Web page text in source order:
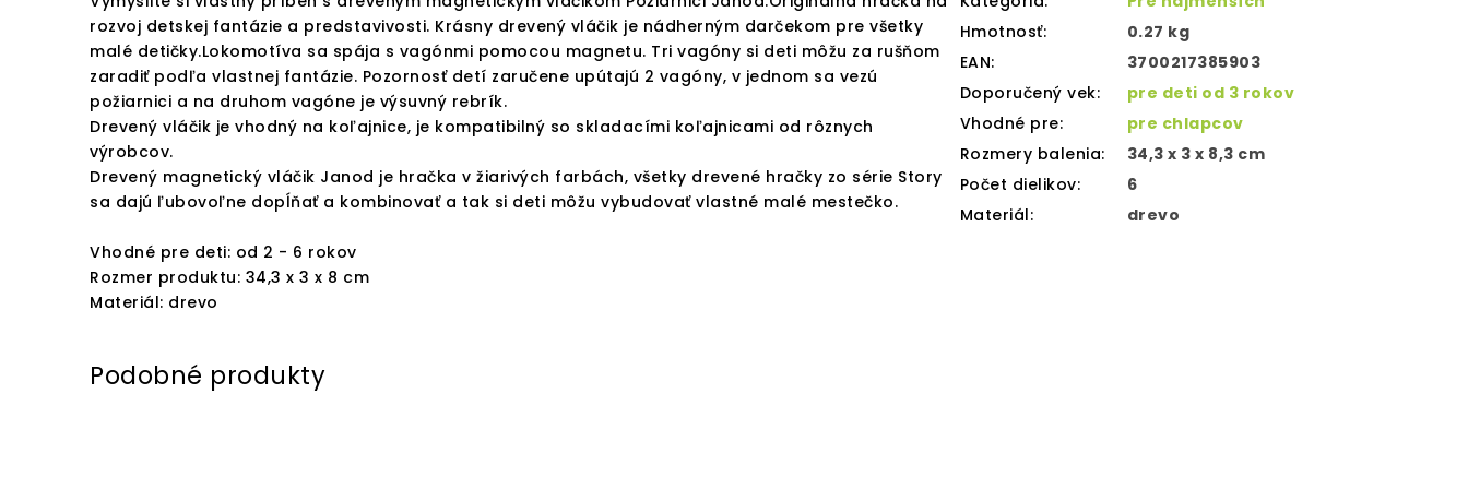
rozvoj detskej fantázie a predstavivosti. Krásny drevený vláčik je nádherným darčekom pre všetky
malé detičky.Lokomotíva sa spája s vagónmi pomocou magnetu. Tri vagóny si deti môžu za rušňom
zaradiť podľa vlastnej fantázie. Pozornosť detí zaručene upútajú 2 vagóny, v jednom sa vezú
požiarnici a na druhom vagóne je výsuvný rebrík.
Drevený vláčik je vhodný na koľajnice, je kompatibilný so skladacími koľajnicami od rôznych
výrobcov.
Drevený magnetický vláčik Janod je hračka v žiarivých farbách, všetky drevené hračky zo série Story
sa dajú ľubovoľne dopĺňať a kombinovať a tak si deti môžu vybudovať vlastné malé mestečko.
Vhodné pre deti: od 2 - 6 rokov
Rozmer produktu: 34,3 x 3 x 8 cm
Materiál: drevo
Hmotnosť:
0.27 kg
EAN:
3700217385903
Doporučený vek:
pre deti od 3 rokov
Vhodné pre:
pre chlapcov
Rozmery balenia:
34,3 x 3 x 8,3 cm
Počet dielikov:
6
Materiál: drevo